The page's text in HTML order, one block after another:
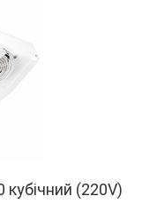
(220V)